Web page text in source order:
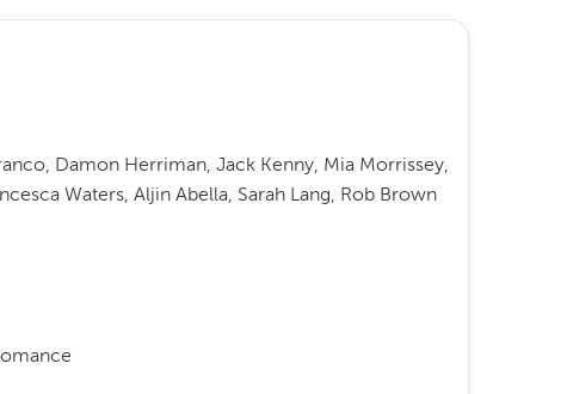
Damon Herriman, Jack Kenny, Mia Morrissey,
Waters, Aljin Abella, Sarah Lang, Rob Brown